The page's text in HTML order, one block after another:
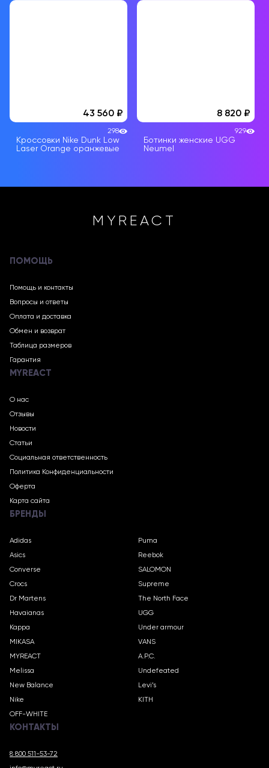
43 560
Кроссовки Nike Dunk Low
Laser Orange оранжевые
298
8 820
Ботинки женскиe UGG
Neumel
929
MYREACT
ПОМОЩЬ
Помощь и контакты
Вопросы и ответы
Оплата и доставка
Обмен и возврат
Таблица размеров
Гарантия
MYREACT
О нас
Отзывы
Новости
Статьи
Социальная ответственность
Политика Конфиденциальности
Оферта
Карта сайта
БРЕНДЫ
Adidas
Asics
Converse
Crocs
Dr Martens
Havaianas
Kappa
MIKASA
MYREACT
Melissa
New Balance
Nike
OFF-WHITE
Puma
Reebok
SALOMON
Supreme
The North Face
UGG
Under armour
VANS
A.P.C.
Undefeated
Levi’s
KITH
КОНТАКТЫ
8 800 511-53-72